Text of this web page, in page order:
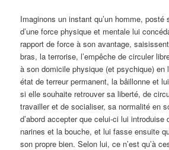
Imaginons un instant qu’un homme,
d’une force physique et mentale lui
rapport de force à son avantage,
bras, la terrorise, l’empêche de circuler
à son domicile physique (et psychique) en
état de terreur permanent, la bâillonne et
si elle souhaite retrouver sa liberté, de
travailler et de socialiser, sa normalité en
d’abord accepter que celui-ci lui
narines et la bouche, et lui fasse ensuite
son propre bien. Selon lui, ce n’est qu’à